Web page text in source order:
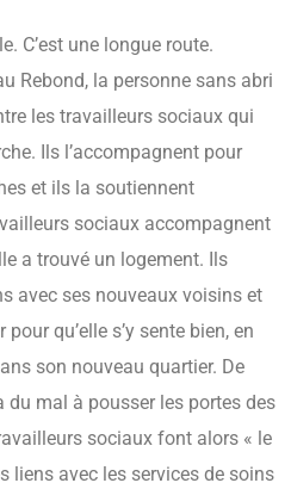
C’est une longue route.
Rebond, la personne sans abri
les travailleurs sociaux qui
Ils l’accompagnent pour
et ils la soutiennent
sociaux accompagnent
a trouvé un logement. Ils
avec ses nouveaux voisins et
qu’elle s’y sente bien, en
son nouveau quartier. De
mal à pousser les portes des
sociaux font alors « le
liens avec les services de soins